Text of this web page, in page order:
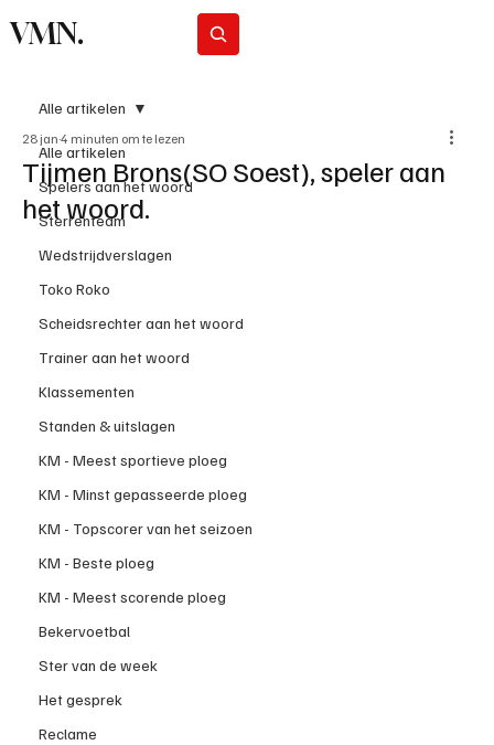
VMN.
Alle artikelen
Spelers aan het woord
Sterrenteam
Wedstrijdverslagen
Toko Roko
Scheidsrechter aan het woord
Trainer aan het woord
Klassementen
Standen & uitslagen
KM - Meest sportieve ploeg
KM - Minst gepasseerde ploeg
KM - Topscorer van het seizoen
KM - Beste ploeg
KM - Meest scorende ploeg
Bekervoetbal
Ster van de week
Het gesprek
Reclame
Alle artikelen
Tijmen Brons(SO Soest), speler aan
het woord.
28 jan 4 minuten om te lezen